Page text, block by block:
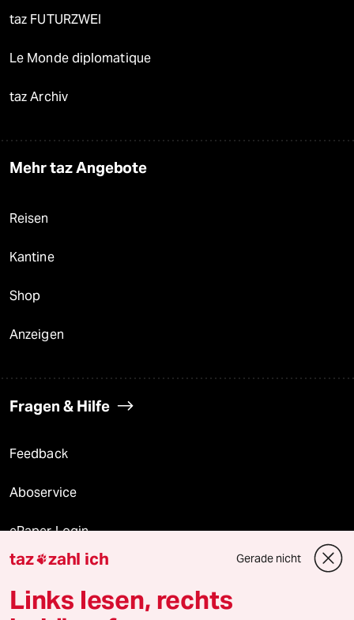
taz FUTURZWEI
Le Monde diplomatique
taz Archiv
Mehr taz Angebote
Reisen
Kantine
Shop
Anzeigen
Fragen & Hilfe
Feedback
Aboservice
ePaper Login
Downloads für Abonnierende
taz zahl ich Gerade nicht
Links lesen, rechts